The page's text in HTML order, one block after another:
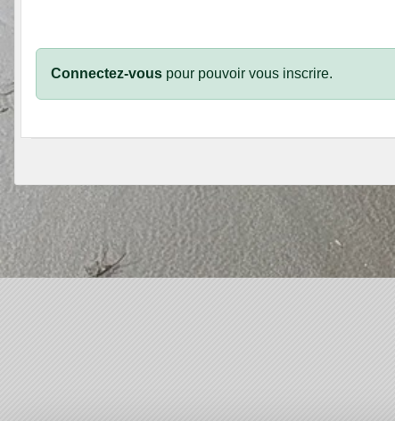
Connectez-vous pour pouvoir vous inscrire.